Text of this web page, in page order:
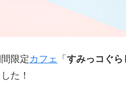
限定カフェ 「 すみっコぐら
た！